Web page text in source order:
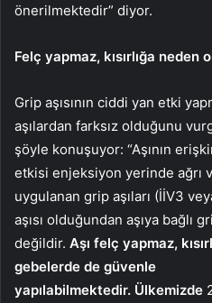
önerilmektedir” diyor.
Felç yapmaz, kısırlığa neden
Grip aşısının ciddi yan etki
aşılardan farksız olduğunu
şöyle konuşuyor: “Aşının
etkisi enjeksiyon yerinde ağrı
uygulanan grip aşıları (İİV3
aşısı olduğundan aşıya bağlı
değildir. Aşı felç yapmaz,
gebelerde de güvenle
yapılabilmektedir. Ülkemizde